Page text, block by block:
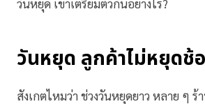
วันหยุด เขาเตรียมตัวกันอย่างไร?
วันหยุด ลูกค้าไม่หยุดช้
สังเกตไหมว่า ช่วงวันหยุดยาว หลาย ๆ ร้